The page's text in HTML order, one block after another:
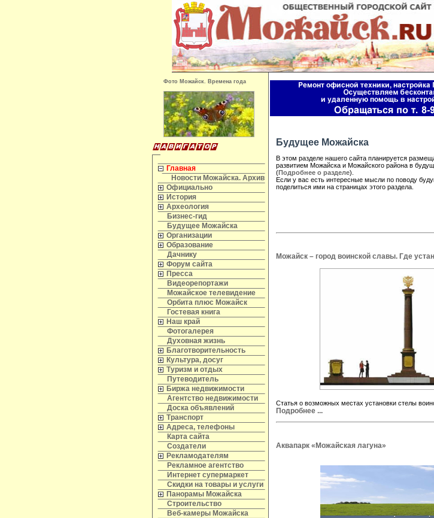
Фото Можайск. Времена года
Главная
Новости Можайска. Архив
Официально
История
Археология
Бизнес-гид
Будущее Можайска
Организации
Образование
Дачнику
Форум сайта
Пресса
Видеорепортажи
Можайское телевидение
Орбита плюс Можайск
Гостевая книга
Наш край
Фотогалерея
Духовная жизнь
Благотворительность
Культура, досуг
Туризм и отдых
Путеводитель
Биржа недвижимости
Агентство недвижимости
Доска объявлений
Транспорт
Адреса, телефоны
Карта сайта
Создатели
Рекламодателям
Рекламное агентство
Интернет супермаркет
Скидки на товары и услуги
Панорамы Можайска
Строительство
Веб-камеры Можайска
Будущее Можайска
В этом разделе нашего сайта планируется
развитием Можайска и Можайского района в
(Подробнее о разделе).
Если у вас есть интересные мысли по поводу
поделиться ими на страницах этого раздела.
Можайск – город воинской славы. Где
Статья о возможных местах установки стелы
Подробнее ...
Аквапарк «Можайская лагуна»